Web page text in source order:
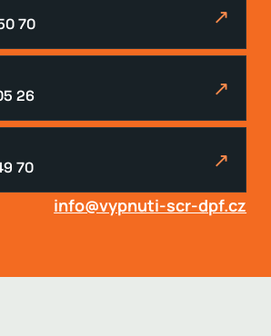
70 ↗
26 ↗
70 ↗
info@vypnuti-scr-dpf.cz